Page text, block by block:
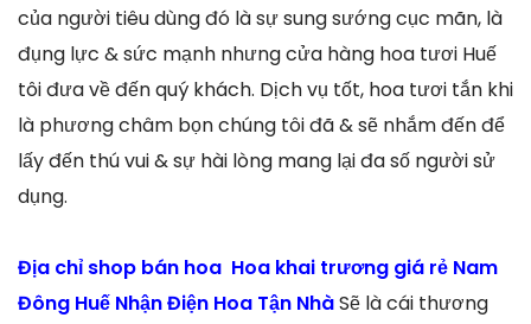
của người tiêu dùng đó là sự sung sướng cục mãn, là
đụng lực & sức mạnh nhưng cửa hàng hoa tươi Huế
tôi đưa về đến quý khách. Dịch vụ tốt, hoa tươi tắn khi
là phương châm bọn chúng tôi đã & sẽ nhắm đến để
lấy đến thú vui & sự hài lòng mang lại đa số người sử
dụng.
Địa chỉ shop bán hoa Hoa khai trương giá rẻ Nam
Đông Huế Nhận Điện Hoa Tận NhàSẽ là cái thương